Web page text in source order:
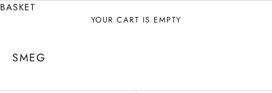
BASKET
YOUR CART IS EMPTY
SMEG